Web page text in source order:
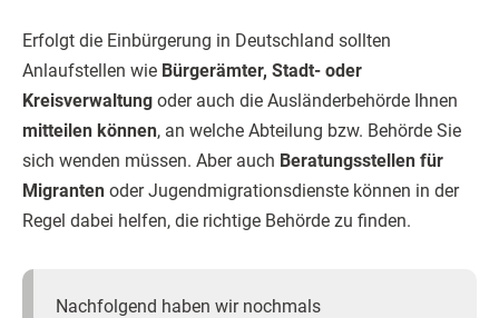
Erfolgt die Einbürgerung in Deutschland sollten
Anlaufstellen wie Bürgerämter, Stadt- oder
Kreisverwaltung oder auch die Ausländerbehörde Ihnen
mitteilen können, an welche Abteilung bzw. Behörde Sie
sich wenden müssen. Aber auch Beratungsstellen für
Migranten oder Jugendmigrationsdienste können in der
Regel dabei helfen, die richtige Behörde zu finden.
Nachfolgend haben wir nochmals